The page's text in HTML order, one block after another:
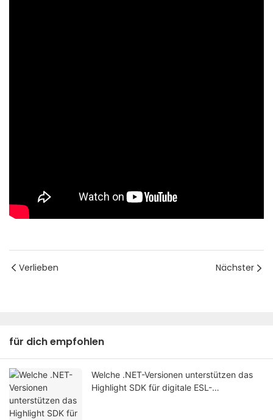
Verlieben Nächster
für dich empfohlen
Welche .NET-Versionen unterstützen das
Highlight SDK für digitale ESL-